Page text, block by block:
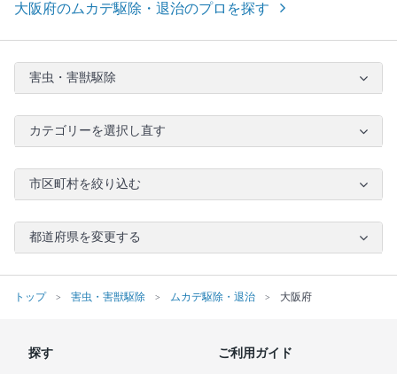
大阪府のムカデ駆除・退治のプロを探す
害虫・害獣駆除
カテゴリーを選択し直す
市区町村を絞り込む
都道府県を変更する
トップ 害虫・害獣駆除 ムカデ駆除・退治 大阪府
探す ご利用ガイド